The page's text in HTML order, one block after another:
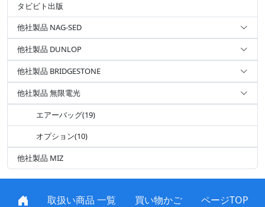
タビビト出版
他社製品 NAG-SED
他社製品 DUNLOP
他社製品 BRIDGESTONE
他社製品 無限電光
エアーバッグ(19)
オプション(10)
他社製品 MIZ
取扱い商品 一覧 買い物かご ページTOP